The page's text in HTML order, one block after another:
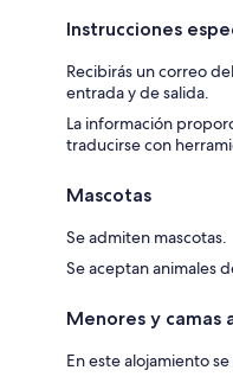
Instrucciones
Recibirás un correo
entrada y de salida.
La información
traducirse con
Mascotas
Se admiten mascotas.
Se aceptan animales
Menores y camas
En este alojamiento